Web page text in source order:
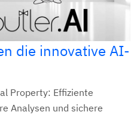
die innovative AI-
Property: Effiziente
Analysen und sichere